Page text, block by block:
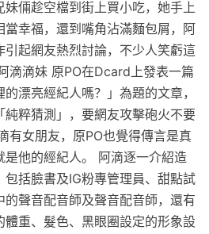
倆趁空檔到街上買小吃，她手上
幸福，還到嘴角沾滿麵包屑，阿
引起網友熱烈討論，不少人笑虧這
滴滴妹 原PO在Dcard上發表一篇
漂亮經紀人嗎？」為題的文章，
粹猜測」，要網友攻擊砲火不要
有女朋友，原PO也覺得傳言是真
是他的經紀人。 阿滴逐一介紹造
括臉書及IG粉專管理員、甜點試
聲音配音師及聲音配音師，還有
重、髮色、黑眼圈設定的形象設